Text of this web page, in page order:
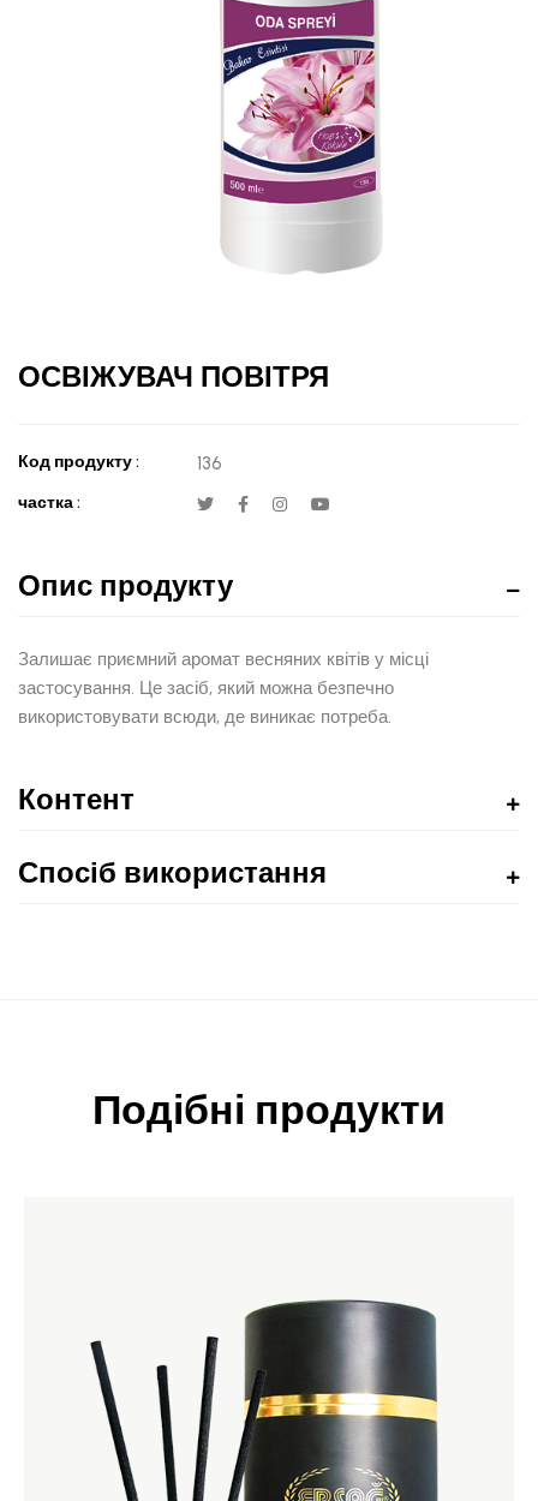
ОСВІЖУВАЧ ПОВІТРЯ
Код продукту : 136
частка :
Опис продукту
Залишає приємний аромат весняних квітів у місці
застосування. Це засіб, який можна безпечно
використовувати всюди, де виникає потреба.
Контент
Спосіб використання
Подібні продукти